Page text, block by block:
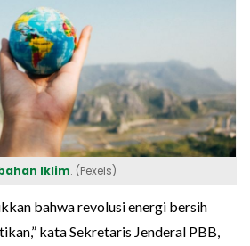
Iklim. (Pexels)
bahwa revolusi energi bersih
kata Sekretaris Jenderal PBB,